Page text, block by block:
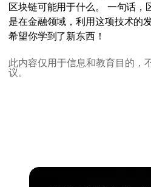
区块链可能用于什么。 一句话，
是在金融领域，利用这项技术的
希望你学到了新东西！
此内容仅用于信息和教育目的，
议。